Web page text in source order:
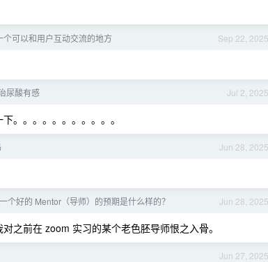
Sep 22, 2025
可以和用户互动交流的地方
Jul 2, 2025
尿酸有感
。。。。。。。。。。。
Jun 28, 2025
Jun 28, 2025
个好的 Mentor（导师）的预期是什么样的？
之前在 zoom 实习的某个老色胚导师恨之入骨。
Jun 27, 2025